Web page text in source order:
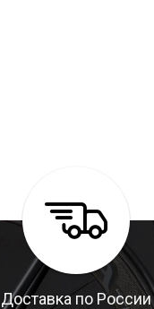
Доставка по России